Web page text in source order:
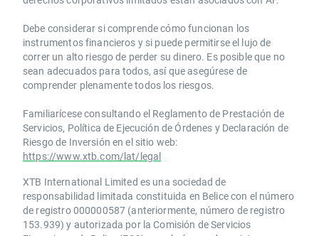
Debe considerar si comprende cómo funcionan los
instrumentos financieros y si puede permitirse el lujo de
correr un alto riesgo de perder su dinero. Es posible que no
sean adecuados para todos, así que asegúrese de
comprender plenamente todos los riesgos.
Familiarícese consultando el Reglamento de Prestación de
Servicios, Política de Ejecución de Órdenes y Declaración de
Riesgo de Inversión en el sitio web:
https://www.xtb.com/lat/legal
XTB International Limited es una sociedad de
responsabilidad limitada constituida en Belice con el número
de registro 000000587 (anteriormente, número de registro
153.939) y autorizada por la Comisión de Servicios